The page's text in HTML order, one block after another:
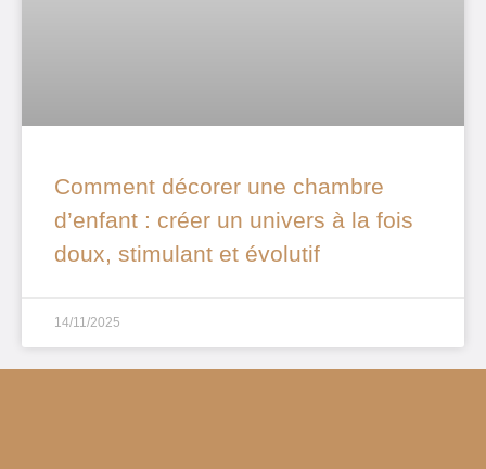
Comment décorer une chambre
d’enfant : créer un univers à la fois
doux, stimulant et évolutif
14/11/2025